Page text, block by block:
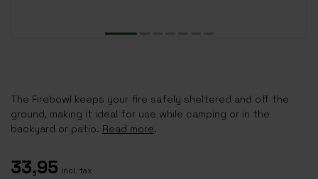
The Firebowl keeps your fire safely sheltered and off the
ground, making it ideal for use while camping or in the
backyard or patio. Read more.
33,95 Incl. tax